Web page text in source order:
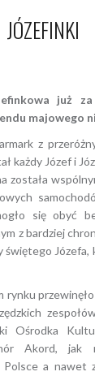
JÓZEFINKI
już
majowego
z
każdy Józef i
została
się obyć
z bardziej
Józefa,
rynku
Ośrodka
Akord, jak
a nawet